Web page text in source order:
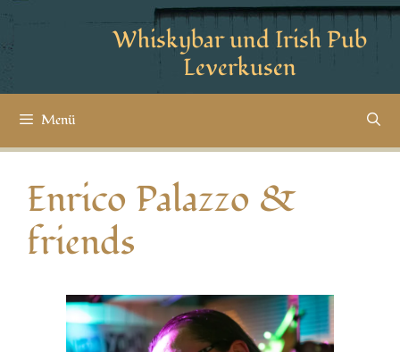
Whiskybar und Irish Pub
Leverkusen
Menü
Enrico Palazzo &
friends